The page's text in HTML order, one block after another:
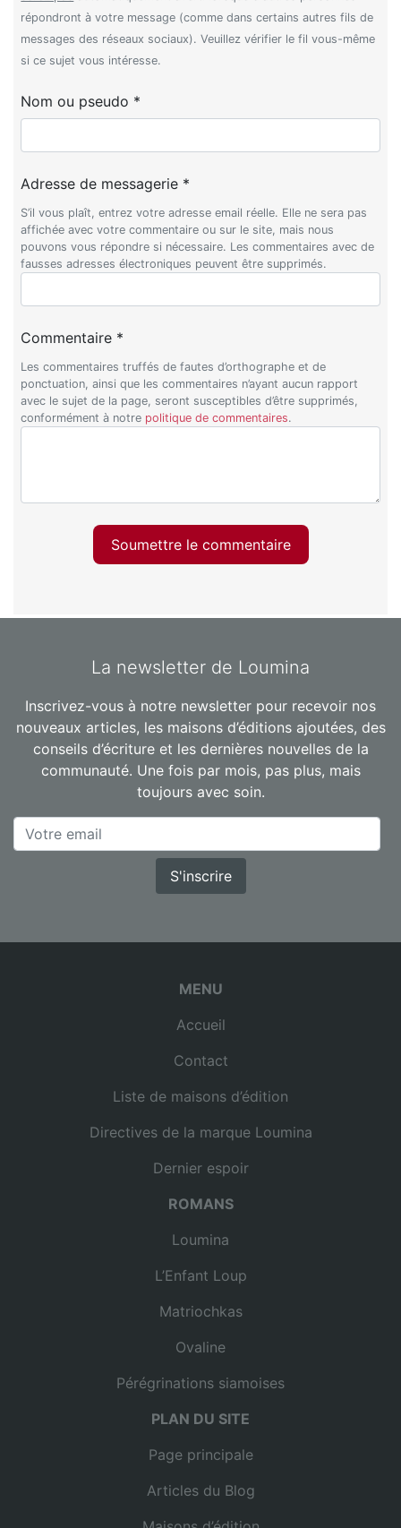
répondront à votre message (comme dans certains autres fils de
messages des réseaux sociaux). Veuillez vérifier le fil vous-même
si ce sujet vous intéresse.
Nom ou pseudo *
Adresse de messagerie *
S’il vous plaît, entrez votre adresse email réelle. Elle ne sera pas
affichée avec votre commentaire ou sur le site, mais nous
pouvons vous répondre si nécessaire. Les commentaires avec de
fausses adresses électroniques peuvent être supprimés.
Commentaire *
Les commentaires truffés de fautes d’orthographe et de
ponctuation, ainsi que les commentaires n’ayant aucun rapport
avec le sujet de la page, seront susceptibles d’être supprimés,
conformément à notre politique de commentaires.
Soumettre le commentaire
La newsletter de Loumina
Inscrivez-vous à notre newsletter pour recevoir nos
nouveaux articles, les maisons d’éditions ajoutées, des
conseils d’écriture et les dernières nouvelles de la
communauté. Une fois par mois, pas plus, mais
toujours avec soin.
S'inscrire
MENU
Accueil
Contact
Liste de maisons d’édition
Directives de la marque Loumina
Dernier espoir
ROMANS
Loumina
L’Enfant Loup
Matriochkas
Ovaline
Pérégrinations siamoises
PLAN DU SITE
Page principale
Articles du Blog